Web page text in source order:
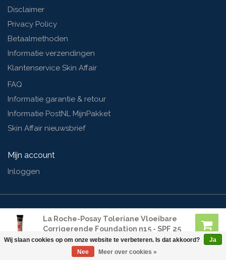
La Roche-Posay Toleriane Vloeibare
Corrigerende Foundation n15 - SPF 25
- 30 ml
Disclaimer
Privacy Policy
Betaalmethoden
Informatie verzendingen
Klantenservice Skin Affair
FAQ
Informatie garantie & retour
Informatie PostNL MijnPakket
Skin Affair nieuwsbrief
Mijn account
Inloggen
Wij slaan cookies op om onze website te verbeteren. Is dat akkoord?
Ja
Nee
Meer over cookies »